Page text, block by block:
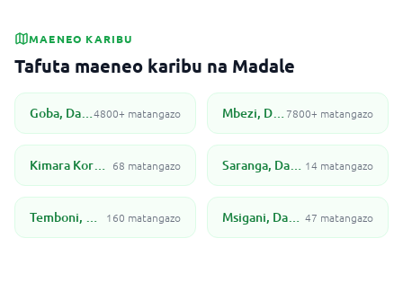
MAENEO KARIBU
Tafuta maeneo karibu na Madale
Goba, Dar Es Salaam4800+ matangazo Mbezi, Dar Es Salaam7800+ matangazo
Kimara Korogwe, Dar es Salaam 68 matangazo Saranga, Dar Es Salaam 14 matangazo
Temboni, Dar es Salaam 160 matangazo Msigani, Dar Es Salaam 47 matangazo